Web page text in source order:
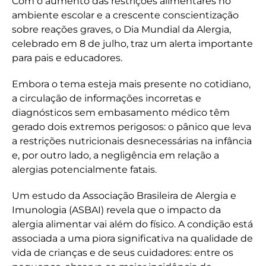
ambiente escolar e a crescente conscientização
sobre reações graves, o Dia Mundial da Alergia,
celebrado em 8 de julho, traz um alerta importante
para pais e educadores.
Embora o tema esteja mais presente no cotidiano,
a circulação de informações incorretas e
diagnósticos sem embasamento médico têm
gerado dois extremos perigosos: o pânico que leva
a restrições nutricionais desnecessárias na infância
e, por outro lado, a negligência em relação a
alergias potencialmente fatais.
Um estudo da Associação Brasileira de Alergia e
Imunologia (ASBAI) revela que o impacto da
alergia alimentar vai além do físico. A condição está
associada a uma piora significativa na qualidade de
vida de crianças e de seus cuidadores: entre os